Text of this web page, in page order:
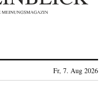
Fr, 7. Aug 2026